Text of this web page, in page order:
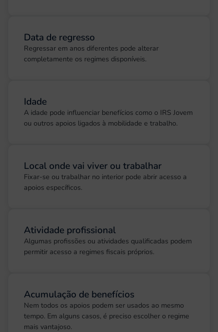
Data de regresso
Regressar em anos diferentes pode alterar
completamente os regimes disponíveis.
Idade
A idade pode influenciar benefícios como o IRS Jovem
ou outros apoios ligados à mobilidade e trabalho.
Local onde vai viver ou trabalhar
Fixar-se ou trabalhar no interior pode abrir acesso a
apoios específicos.
Atividade profissional
Algumas profissões ou atividades qualificadas podem
permitir acesso a regimes fiscais próprios.
Acumulação de benefícios
Nem todos os apoios podem ser usados ao mesmo
tempo. Em alguns casos, é preciso escolher o regime
mais vantajoso.